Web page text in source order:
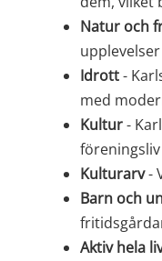
Natur och
Idrott -
med
Kultur -
Kulturarv -
Barn och
Aktiv hela